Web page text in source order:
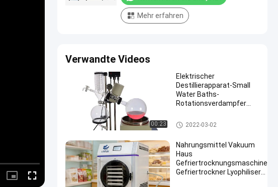
Picture- Fullscreen
Mehr erfahren
Verwandte Videos
00:23
Elektrischer
Destillierapparat-Small
Water Baths-
Rotationsverdampfer
501
Laborrotationsverdampfer
2022-03-02
Nahrungsmittel Vakuum
Haus
Gefriertrocknungsmaschine
Gefriertrockner Lyophiliser